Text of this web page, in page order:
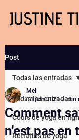
Post
Todas las entradas
Cours de yoga en
Retraites de yoga
Todas las entradas
Comment
n'est pas en
Mel
14 juin 2021 2 min